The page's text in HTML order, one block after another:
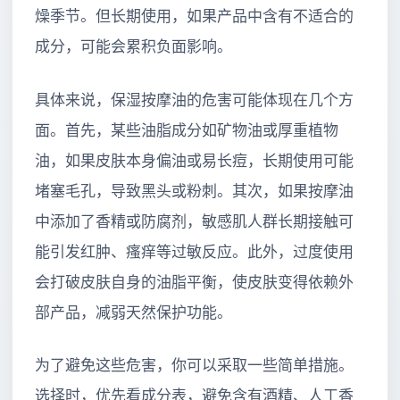
燥季节。但长期使用，如果产品中含有不适合的
成分，可能会累积负面影响。
具体来说，保湿按摩油的危害可能体现在几个方
面。首先，某些油脂成分如矿物油或厚重植物
油，如果皮肤本身偏油或易长痘，长期使用可能
堵塞毛孔，导致黑头或粉刺。其次，如果按摩油
中添加了香精或防腐剂，敏感肌人群长期接触可
能引发红肿、瘙痒等过敏反应。此外，过度使用
会打破皮肤自身的油脂平衡，使皮肤变得依赖外
部产品，减弱天然保护功能。
为了避免这些危害，你可以采取一些简单措施。
选择时，优先看成分表，避免含有酒精、人工香